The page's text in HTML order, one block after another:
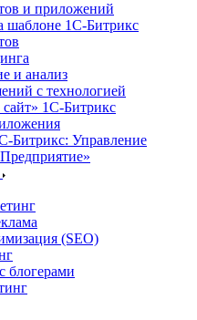
и приложений
шаблоне 1С-Битрикс
и анализ
с технологией
1С-Битрикс
Битрикс: Управление
(SEO)
блогерами